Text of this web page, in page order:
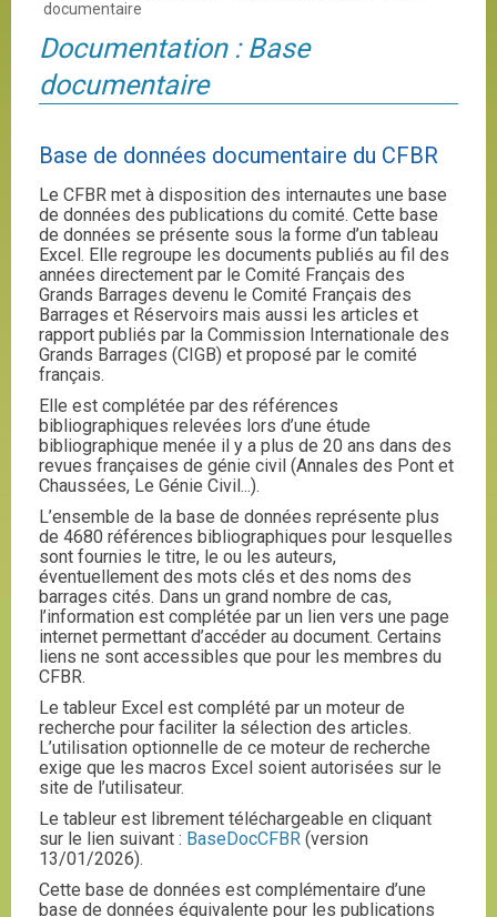
documentaire
Documentation : Base
documentaire
Base de données documentaire du CFBR
Le CFBR met à disposition des internautes une base
de données des publications du comité. Cette base
de données se présente sous la forme d’un tableau
Excel. Elle regroupe les documents publiés au fil des
années directement par le Comité Français des
Grands Barrages devenu le Comité Français des
Barrages et Réservoirs mais aussi les articles et
rapport publiés par la Commission Internationale des
Grands Barrages (CIGB) et proposé par le comité
français.
Elle est complétée par des références
bibliographiques relevées lors d’une étude
bibliographique menée il y a plus de 20 ans dans des
revues françaises de génie civil (Annales des Pont et
Chaussées, Le Génie Civil...).
L’ensemble de la base de données représente plus
de 4680 références bibliographiques pour lesquelles
sont fournies le titre, le ou les auteurs,
éventuellement des mots clés et des noms des
barrages cités. Dans un grand nombre de cas,
l’information est complétée par un lien vers une page
internet permettant d’accéder au document. Certains
liens ne sont accessibles que pour les membres du
CFBR.
Le tableur Excel est complété par un moteur de
recherche pour faciliter la sélection des articles.
L’utilisation optionnelle de ce moteur de recherche
exige que les macros Excel soient autorisées sur le
site de l’utilisateur.
Le tableur est librement téléchargeable en cliquant
sur le lien suivant : BaseDocCFBR (version
13/01/2026).
Cette base de données est complémentaire d’une
base de données équivalente pour les publications